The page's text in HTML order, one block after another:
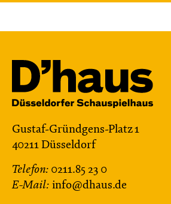
Gustaf-Gründgens-Platz 1
40211 Düsseldorf
Telefon: 0211.85 23 0
E-Mail: info@dhaus.de